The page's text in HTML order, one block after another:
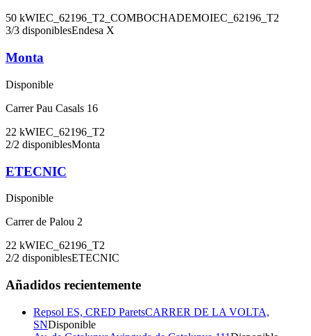
50 kWIEC_62196_T2_COMBOCHADEMOIEC_62196_T2
3/3 disponiblesEndesa X
Monta
Disponible
Carrer Pau Casals 16
22 kWIEC_62196_T2
2/2 disponiblesMonta
ETECNIC
Disponible
Carrer de Palou 2
22 kWIEC_62196_T2
2/2 disponiblesETECNIC
Añadidos recientemente
Repsol ES, CRED ParetsCARRER DE LA VOLTA,
SNDisponible